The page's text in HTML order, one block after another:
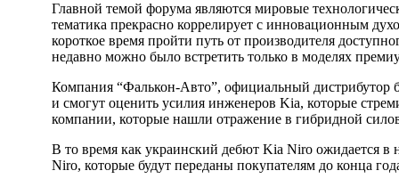
Главной темой форума являются мировые
тематика прекрасно коррелирует с инновационным
короткое время пройти путь от производителя
недавно можно было встретить только в моделях
Компания “Фалькон-Авто”, официальный дистрибутор
и смогут оценить усилия инженеров Kia, которые
компании, которые нашли отражение в гибридной
В то время как украинский дебют Kia Niro ожидается в
Niro, которые будут переданы покупателям до конца